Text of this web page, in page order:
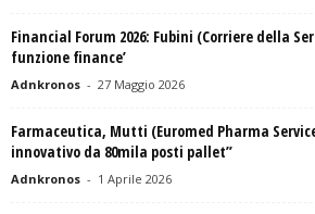
Financial Forum 2026: Fubini (Corriere della
funzione finance’
Adnkronos - 27 Maggio 2026
Farmaceutica, Mutti (Euromed Pharma
innovativo da 80mila posti pallet”
Adnkronos - 1 Aprile 2026